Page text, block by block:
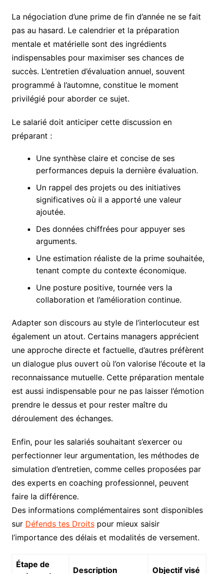
La négociation d’une prime de fin d’année ne se fait
pas au hasard. Le calendrier et la préparation
mentale et matérielle sont des ingrédients
indispensables pour maximiser ses chances de
succès. L’entretien d’évaluation annuel, souvent
programmé à l’automne, constitue le moment
privilégié pour aborder ce sujet.
Le salarié doit anticiper cette discussion en
préparant :
Une synthèse claire et concise de ses
performances depuis la dernière évaluation.
Un rappel des projets ou des initiatives
significatives où il a apporté une valeur
ajoutée.
Des données chiffrées pour appuyer ses
arguments.
Une estimation réaliste de la prime souhaitée,
tenant compte du contexte économique.
Une posture positive, tournée vers la
collaboration et l’amélioration continue.
Adapter son discours au style de l’interlocuteur est
également un atout. Certains managers apprécient
une approche directe et factuelle, d’autres préfèrent
un dialogue plus ouvert où l’on valorise l’écoute et la
reconnaissance mutuelle. Cette préparation mentale
est aussi indispensable pour ne pas laisser l’émotion
prendre le dessus et pour rester maître du
déroulement des échanges.
Enfin, pour les salariés souhaitant s’exercer ou
perfectionner leur argumentation, les méthodes de
simulation d’entretien, comme celles proposées par
des experts en coaching professionnel, peuvent
faire la différence.
Des informations complémentaires sont disponibles
sur Défends tes Droitspour mieux saisir
l’importance des délais et modalités de versement.
Étape de
Description Objectif visé